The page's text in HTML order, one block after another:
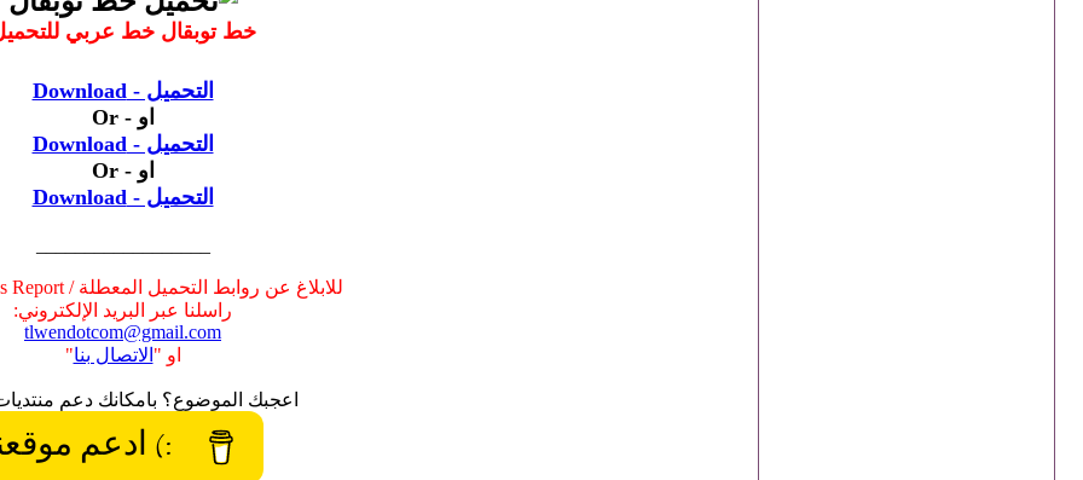
خط توبقال خط عربي
التحميل - Download
او - Or
التحميل - Download
او - Or
التحميل - Download
للابلاغ عن روابط التحميل المعطلة / Broken Links Report
راسلنا عبر البريد الإلكتروني:
tlwendotcom@gmail.com
او " الاتصال بنا"
اعجبك الموضوع؟ بامكانك دعم
:) ادعم